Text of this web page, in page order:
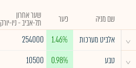
שם מניה פער שער אחרון
תל-אביב - ניו-יורק
^ אלביט מערכות 1.46%
254000
^ טבע 0.98%
10500